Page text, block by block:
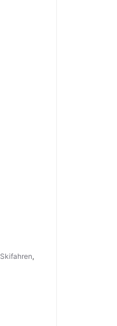
Skifahren,